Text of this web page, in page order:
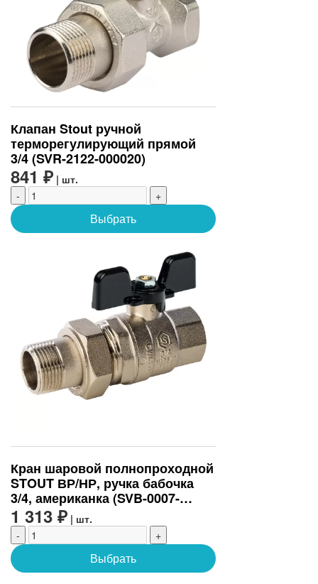
Клапан Stout ручной
терморегулирующий прямой
3/4 (SVR-2122-000020)
841 ₽ | шт.
-
+
Выбрать
Кран шаровой полнопроходной
STOUT ВР/НР, ручка бабочка
3/4, американка (SVB-0007-
200020)
1 313 ₽ | шт.
-
+
Выбрать